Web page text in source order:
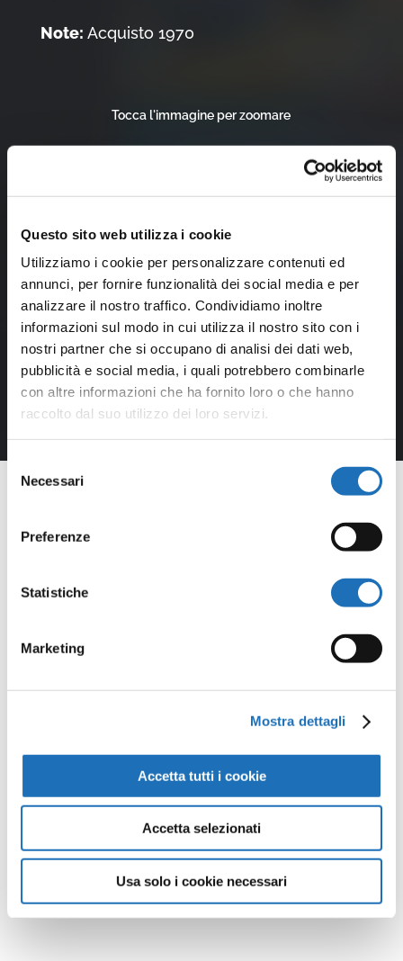
Questo sito web utilizza i cookie
Utilizziamo i cookie per personalizzare contenuti ed
annunci, per fornire funzionalità dei social media e per
analizzare il nostro traffico. Condividiamo inoltre
informazioni sul modo in cui utilizza il nostro sito con i
nostri partner che si occupano di analisi dei dati web,
pubblicità e social media, i quali potrebbero combinarle
con altre informazioni che ha fornito loro o che hanno
raccolto dal suo utilizzo dei loro servizi.
Selezione
delNecessari
Preferenze
Statistiche
Marketing
Mostra dettagli
Accetta tutti i cookie
Accetta selezionati
Usa solo i cookie necessari
Note: Acquisto 1970
Tocca l'immagine per zoomare
Opere della
Continua a scoprire tutte le
Cesenatico nella Galleria Virtuale:
un viaggio artistico senza confini.
Guarda tutte le opere